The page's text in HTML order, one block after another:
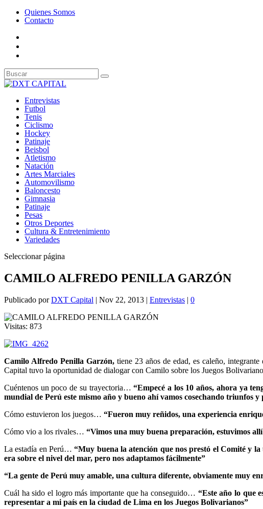
Quienes Somos
Contacto
Entrevistas
Futbol
Tenis
Ciclismo
Hockey
Patinaje
Beisbol
Atletismo
Natación
Artes Marciales
Automovilismo
Baloncesto
Gimnasia
Patinaje
Pesas
Otros Deportes
Cultura & Entretenimiento
Variedades
Seleccionar página
CAMILO ALFREDO PENILLA GARZÓN
Publicado porDXT Capital | Nov 22, 2013 | Entrevistas | 0
Visitas: 873
Camilo Alfredo Penilla Garzón, tiene 23 años de edad, es caleño,
Capital tuvo la oportunidad de dialogar con Camilo sobre los Juegos
Cuéntenos un poco de su trayectoria… “Empecé a los 10 años, ahora ya
mundial de Perú este mismo año y bueno ahí vamos cosechando triunfos y
Cómo estuvieron los juegos… “Fueron muy reñidos, una experiencia
Cómo vio a los rivales… “Vimos una muy buena preparación, estuvimos
La estadía en Perú…“Muy buena la atención que nos prestó el Comité y
era sobre el nivel del mar, pero nos adaptamos fácilmente”
“La gente de Perú muy amable, una cultura diferente, obviamente muy
Cuál ha sido el logro más importante que ha conseguido… “Este año lo que
representar a mi país en la ciudad de Lima en los Juegos Bolivarianos”